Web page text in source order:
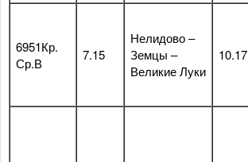
6951Кр.
Ср.В
7.15
Нелидово –
Земцы –
Великие Луки
10.17